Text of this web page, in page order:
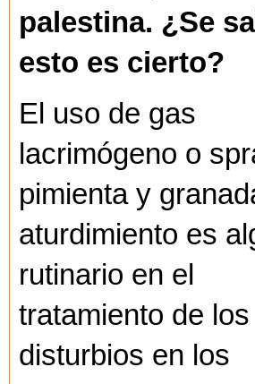
palestina. ¿Se
esto es cierto?
El uso de gas
lacrimógeno o
pimienta y
aturdimiento es
rutinario en el
tratamiento de los
disturbios en los